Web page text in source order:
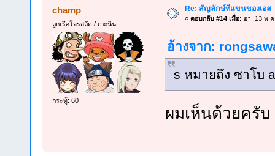
champ
ลูกเรือโจรสลัด / เกะนิน
กระทู้: 60
Re: สัญลักษ์ที่แขนของเอส
« ตอบกลับ #14 เมื่อ: อา. 13 พ.
อ้างจาก:
s หมายถึง ซาโบ
ผมเห็นด้วยครับ